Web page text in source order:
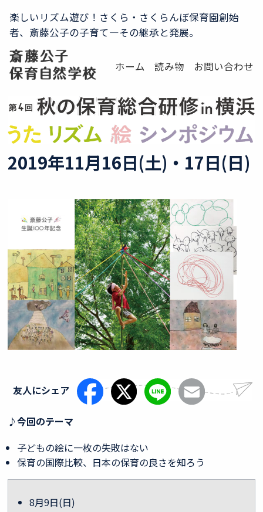
楽しいリズム遊び！さくら・さくらんぼ保育園創始
者、斎藤公子の子育て―その継承と発展。
ホーム 読み物 お問い合わせ
2019年11月16日(土)・17日(日)
友人にシェア
♪今回のテーマ
子どもの絵に一枚の失敗はない
保育の国際比較、日本の保育の良さを知ろう
8月9日(日)